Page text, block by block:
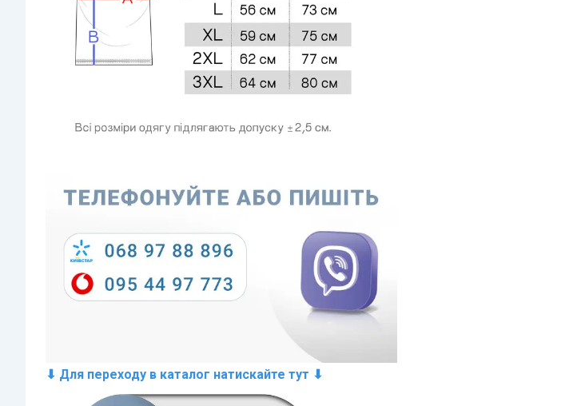
⬇ Для переходу в каталог натискайте тут ⬇